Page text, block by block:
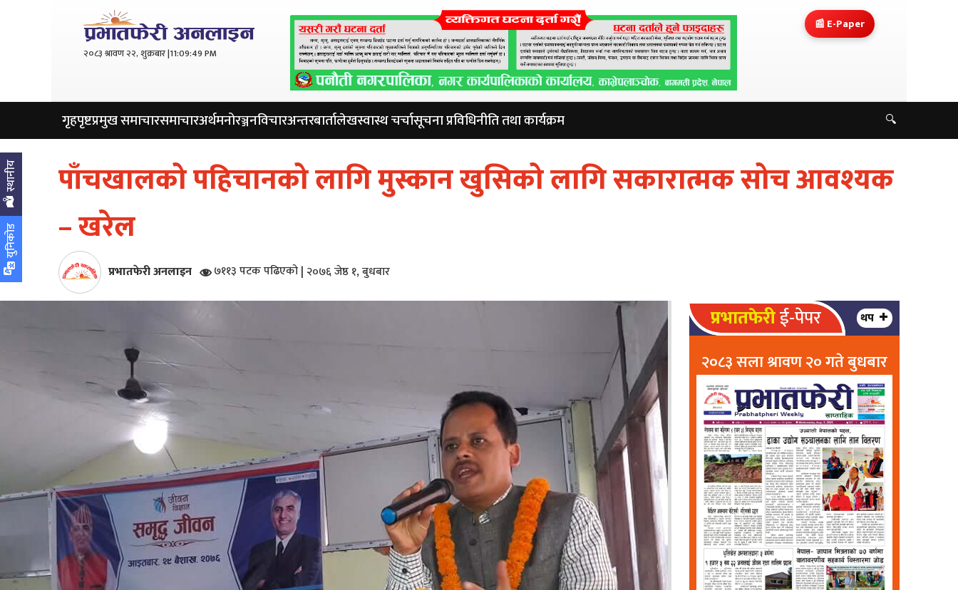
२०८३ श्रावण २२, शुक्रबार |11:09:50 PM
📰 E-Paper
गृहपृष्टप्रमुख समाचारसमाचारअर्थमनोरञ्जनविचारअन्तरबार्तालेखस्वास्थ चर्चासूचना प्रविधिनीति तथा कार्यक्रम 🔍
युनिकोड
स्थानीय
पाँचखालको पहिचानको लागि मुस्कान खुसिको लागि सकारात्मक सोच आवश्यक
– खरेल
प्रभातफेरी अनलाइन ७११३ पटक पढिएको| २०७६ जेष्ठ १, बुधबार
प्रभातफेरीई-पेपर थप
२०८३ सला श्रावण २० गते बुधबार